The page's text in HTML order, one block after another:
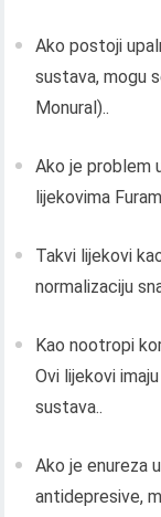
Ako postoji
sustava, mogu
Monural)..
Ako je problem
lijekovima
Takvi lijekovi
normalizaciju
Kao nootropi
Ovi lijekovi
sustava..
Ako je enureza
antidepresive,